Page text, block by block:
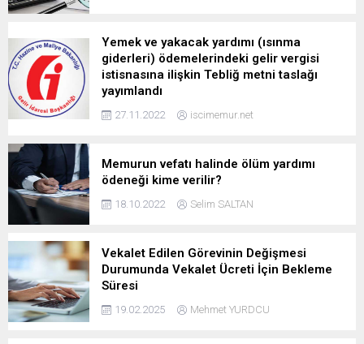
Yemek ve yakacak yardımı (ısınma
giderleri) ödemelerindeki gelir vergisi
istisnasına ilişkin Tebliğ metni taslağı
yayımlandı
27.11.2022 iscimemur.net
Memurun vefatı halinde ölüm yardımı
ödeneği kime verilir?
18.10.2022 Selim SALTAN
Vekalet Edilen Görevinin Değişmesi
Durumunda Vekalet Ücreti İçin Bekleme
Süresi
19.02.2025 Mehmet YURDCU